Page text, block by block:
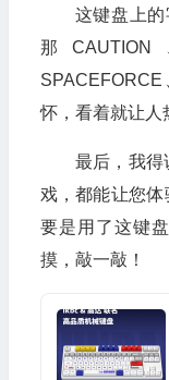
这键盘上
那CAUTION
怀，看着就让人
最后，我得
戏，都能让您
要是用了这键
摸，敲一敲！